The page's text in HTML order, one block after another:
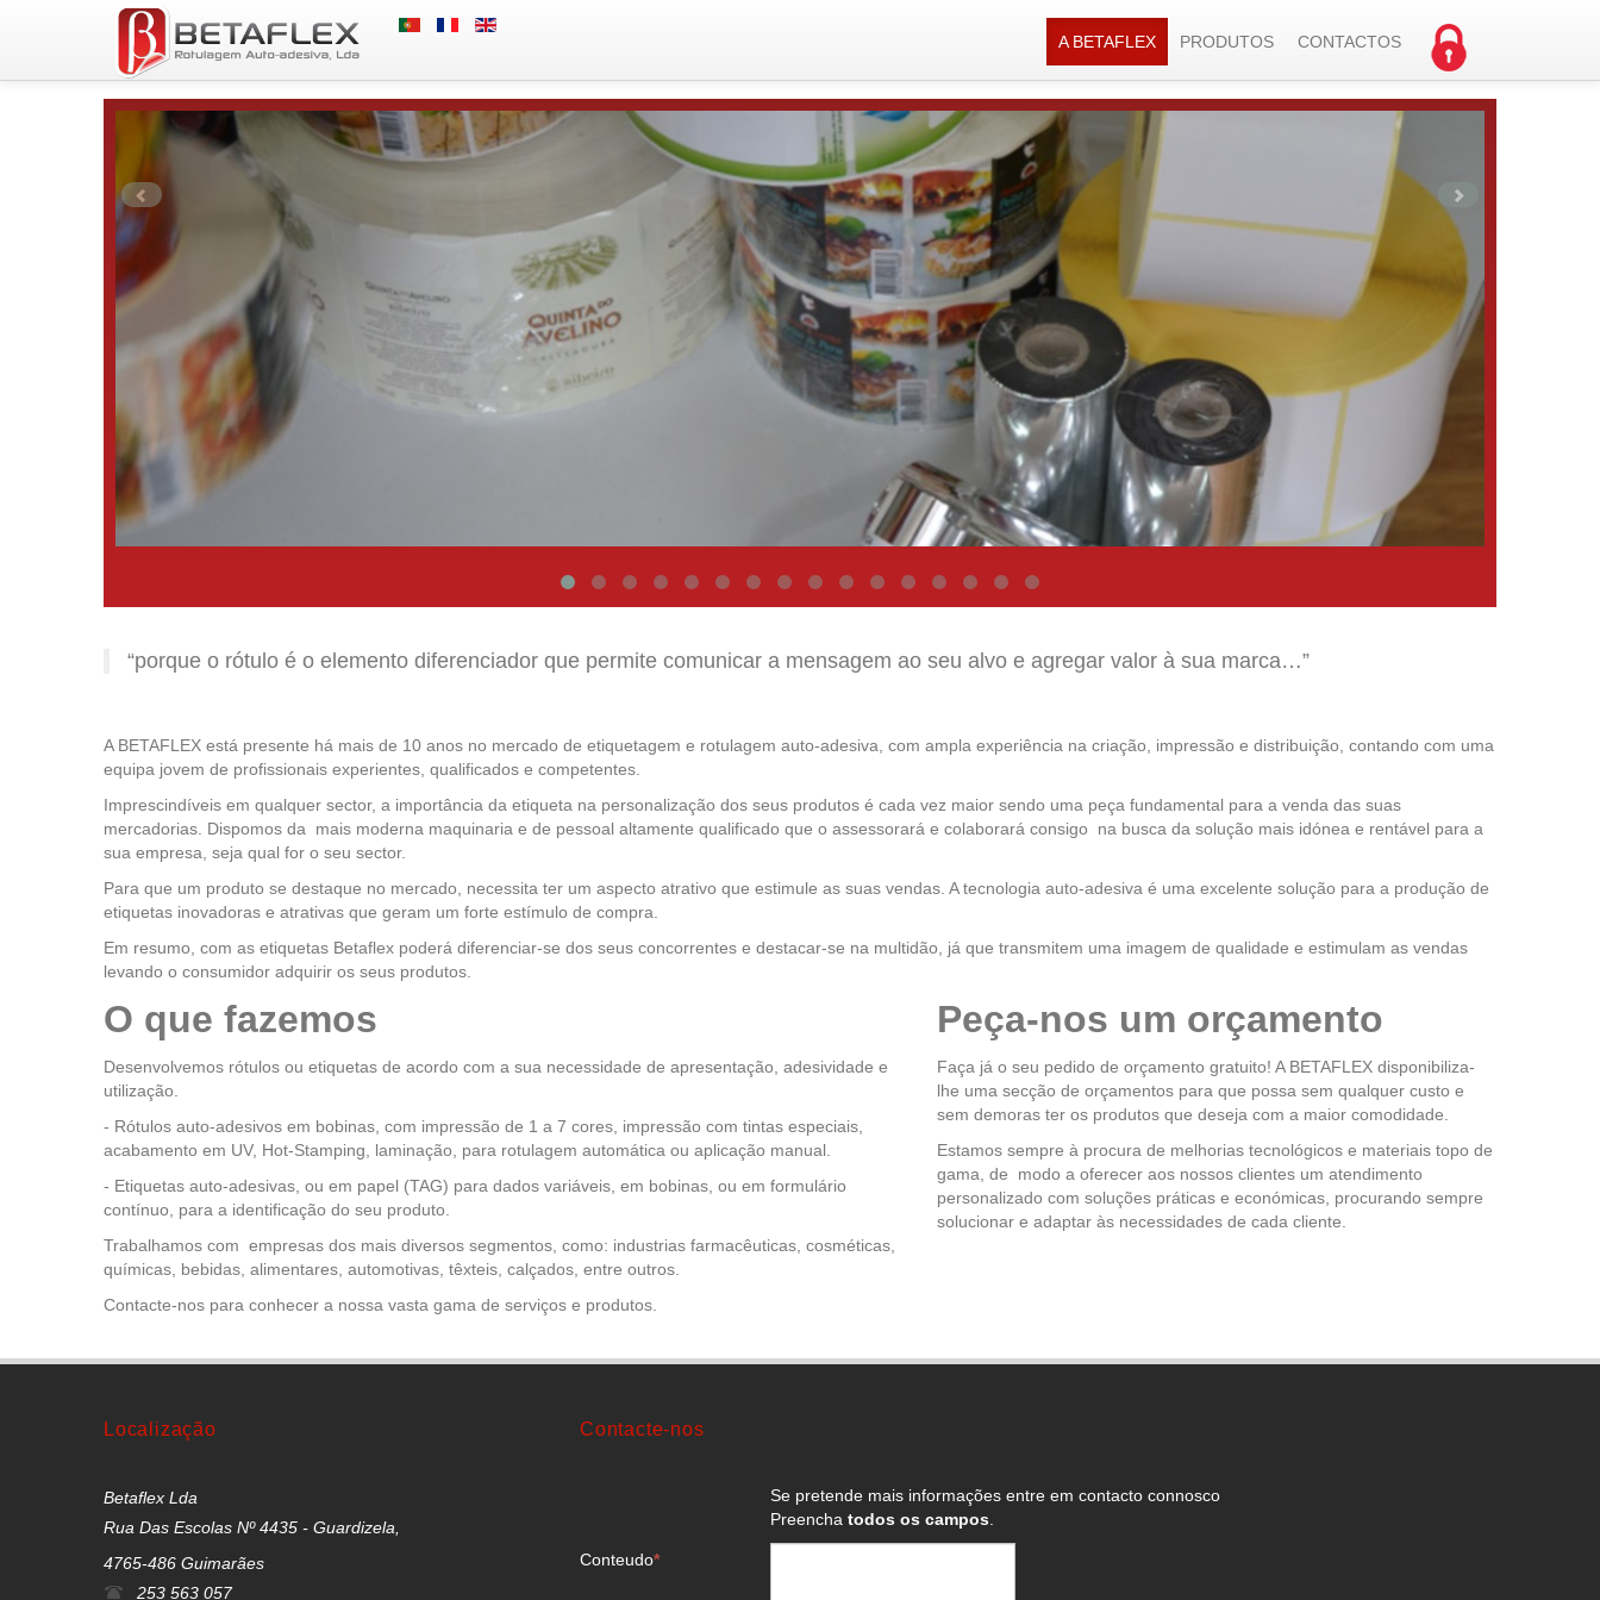
A BETAFLEX PRODUTOS CONTACTOS
“porque o rótulo é o elemento diferenciador que permite comunicar a mensagem ao seu alvo e agregar valor à sua marca…”
A BETAFLEX está presente há mais de 10 anos no mercado de etiquetagem e rotulagem auto-adesiva, com ampla experiência na criação, impressão e distribuição, contando com uma
equipa jovem de profissionais experientes, qualificados e competentes.
Imprescindíveis em qualquer sector, a importância da etiqueta na personalização dos seus produtos é cada vez maior sendo uma peça fundamental para a venda das suas
mercadorias. Dispomos da mais moderna maquinaria e de pessoal altamente qualificado que o assessorará e colaborará consigo na busca da solução mais idónea e rentável para a
sua empresa, seja qual for o seu sector.
Para que um produto se destaque no mercado, necessita ter um aspecto atrativo que estimule as suas vendas. A tecnologia auto-adesiva é uma excelente solução para a produção de
etiquetas inovadoras e atrativas que geram um forte estímulo de compra.
Em resumo, com as etiquetas Betaflex poderá diferenciar-se dos seus concorrentes e destacar-se na multidão, já que transmitem uma imagem de qualidade e estimulam as vendas
levando o consumidor adquirir os seus produtos.
O que fazemos
Desenvolvemos rótulos ou etiquetas de acordo com a sua necessidade de apresentação, adesividade e
utilização.
- Rótulos auto-adesivos em bobinas, com impressão de 1 a 7 cores, impressão com tintas especiais,
acabamento em UV, Hot-Stamping, laminação, para rotulagem automática ou aplicação manual.
- Etiquetas auto-adesivas, ou em papel (TAG) para dados variáveis, em bobinas, ou em formulário
contínuo, para a identificação do seu produto.
Trabalhamos com empresas dos mais diversos segmentos, como: industrias farmacêuticas, cosméticas,
químicas, bebidas, alimentares, automotivas, têxteis, calçados, entre outros.
Contacte-nos para conhecer a nossa vasta gama de serviços e produtos.
Peça-nos um orçamento
Faça já o seu pedido de orçamento gratuito! A BETAFLEX disponibiliza-
lhe uma secção de orçamentos para que possa sem qualquer custo e
sem demoras ter os produtos que deseja com a maior comodidade.
Estamos sempre à procura de melhorias tecnológicos e materiais topo de
gama, de modo a oferecer aos nossos clientes um atendimento
personalizado com soluções práticas e económicas, procurando sempre
solucionar e adaptar às necessidades de cada cliente.
Localização
Betaflex Lda
Rua Das Escolas Nº 4435 - Guardizela,
4765-486 Guimarães
253 563 057
Contacte-nos
Se pretende mais informações entre em contacto connosco
Preencha todos os campos.
Conteudo